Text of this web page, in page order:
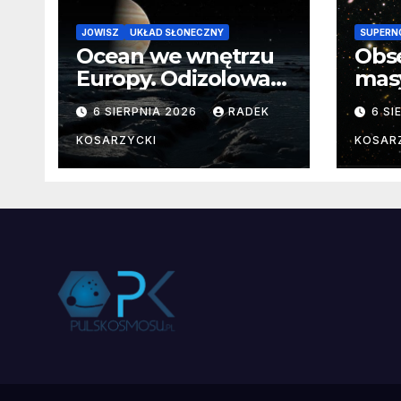
JOWISZ UKŁAD SŁONECZNY
Ocean we wnętrzu
Europy. Odizolowani
przez lodową
barierę
6 SIERPNIA 2026 RADEK
KOSARZYCKI
od
6